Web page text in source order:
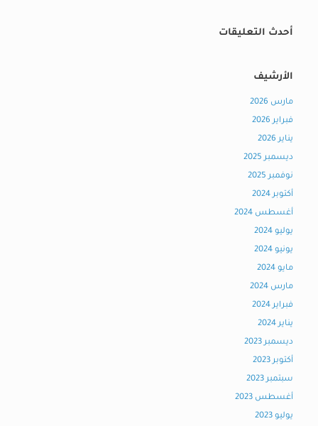
أحدث التعليقات
الأرشيف
مارس 2026
فبراير 2026
يناير 2026
ديسمبر 2025
نوفمبر 2025
أكتوبر 2024
أغسطس 2024
يوليو 2024
يونيو 2024
مايو 2024
مارس 2024
فبراير 2024
يناير 2024
ديسمبر 2023
أكتوبر 2023
سبتمبر 2023
أغسطس 2023
يوليو 2023